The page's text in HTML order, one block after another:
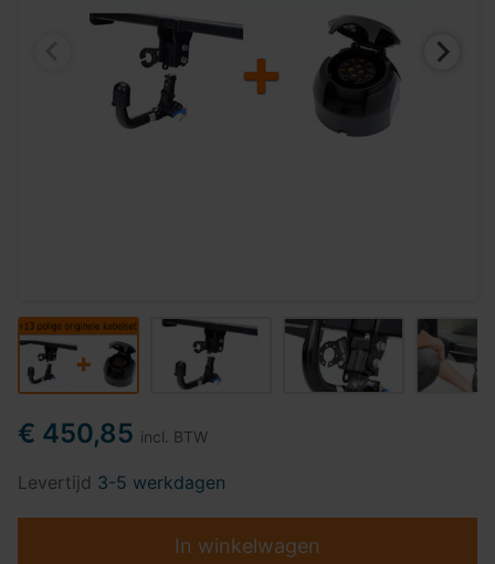
€ 450,85 incl. BTW
Levertijd 3-5 werkdagen
In winkelwagen